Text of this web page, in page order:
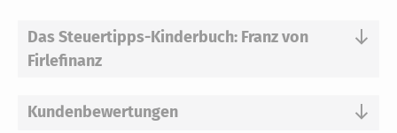
Das Steuertipps-Kinderbuch: Franz von
Firlefinanz
Kundenbewertungen